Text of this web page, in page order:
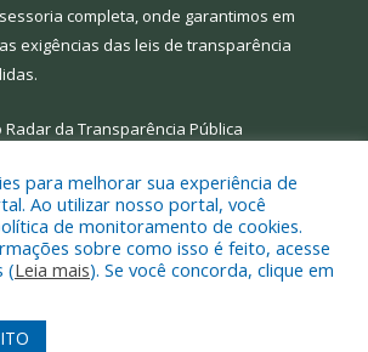
completa, onde garantimos em
exigências das leis de transparência
Radar da Transparência Pública
a Prefeitura Municipal de Limoeiro
do Ajuru.
Área Administrativa
para melhorar sua experiência de
Ao utilizar nosso portal, você
de monitoramento de cookies.
sobre como isso é feito, acesse
(Leia mais). Se você concorda, clique em